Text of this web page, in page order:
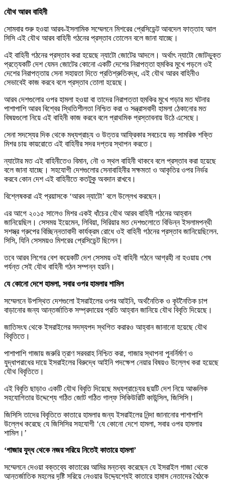
যৌথ আরব বাহিনী
সোমবার শুরু হওয়া আরব-ইসলামিক সম্মেলনে মিশরের প্রেসিডেন্ট আবদেল ফাত্তাহ আল
সিসি এই যৌথ আরব বাহিনী গঠনের প্রস্তাব তোলেন বলে জানা যাচ্ছে।
এই বাহিনী গঠনের প্রস্তাব করা হয়েছে ন্যাটো জোটের আদলে। অর্থাৎ ন্যাটো জোটভুক্ত
প্রত্যেকটি দেশ যেমন জোটের কোনো একটি দেশের নিরাপত্তা হুমকির মুখে পড়লে ওই
দেশের নিরাপত্তায় সেনা সহায়তা দিতে প্রতিশ্রুতিবদ্ধ, এই যৌথ আরব বাহিনীও
সেভাবেই কাজ করবে বলে প্রস্তাব তোলা হয়েছে।
আরব দেশগুলোর ওপর হামলা হওয়া বা তাদের নিরাপত্তা হুমকির মুখে পড়ার মত ঘটনার
পাশাপাশি আরব বিশ্বের স্থিতিশীলতা নিশ্চিত করা ও সন্ত্রাসবাদী হামলা ঠেকানোর মত
বিষয়গুলো নিয়ে এই বাহিনী কাজ করবে বলে প্রাথমিক প্রস্তাবনায় উঠে এসেছে।
সেনা সদস্যের দিক থেকে মধ্যপ্রাচ্য ও উত্তর আফ্রিকার সবচেয়ে বড় সামরিক শক্তি
মিশর চায় কায়রোতে এই বাহিনীর সদর দপ্তর স্থাপন করতে।
ন্যাটোর মত এই বাহিনীতেও বিমান, নৌ ও স্থল বাহিনী থাকবে বলে প্রস্তাব করা হয়েছে
বলে জানা যাচ্ছে। সহযোগী দেশগুলোর সেনাবাহিনীর সক্ষমতা ও আকৃতির ওপর নির্ভর
করবে কোন দেশ এই বাহিনীতে কতটুকু অবদান রাখবে।
বিশ্লেষকরা এই প্রয়াসকে ‘আরব ন্যাটো’ বলে উল্লেখ করছেন।
এর আগে ২০১৫ সালেও মিশর একই ধাঁচের যৌথ আরব বাহিনী গঠনের আহ্বান
জানিয়েছিল। সেসময় ইয়েমেন, লিবিয়া, সিরিয়ার মত দেশগুলোতে বিভিন্ন ইসলামপন্থী
সশস্ত্র গ্রুপের বিচ্ছিন্নতাবাদী কার্যক্রম রোধে ওই বাহিনী গঠনের প্রস্তাব জানিয়েছিলেন.
সিসি, যিনি সেসময়ও মিশরের প্রেসিডেন্ট ছিলেন।
তবে আরব লিগের বেশ কয়েকটি দেশ সেসময় ওই বাহিনী গঠনে আগ্রহী না হওয়ায় শেষ
পর্যন্ত সেই যৌথ বাহিনী গঠন সম্পন্ন হয়নি।
যে কোনো দেশে হামলা, সবার ওপর হামলার শামিল
সম্মেলনে উপস্থিত দেশগুলো ইসরাইলের ওপর আইনি, অর্থনৈতিক ও কূটনৈতিক চাপ
বাড়ানোর জন্য আন্তর্জাতিক সম্প্রদায়ের প্রতি আহ্বান জানিয়ে যৌথ বিবৃতি দিয়েছে।
জাতিসংঘ থেকে ইসরাইলের সদস্যপদ স্থগিত করারও আহ্বান জানানো হয়েছে যৌথ
বিবৃতিতে।
পাশাপাশি গাজায় জরুরি ত্রাণ সরবরাহ নিশ্চিত করা, গাজার স্থাপনা পুনর্নির্মাণ ও
যুদ্ধাপরাধের দায়ে ইসরাইলের বিরুদ্ধে আইনি পদক্ষেপ নেয়ার বিষয়ও উল্লেখ করা হয়েছে
যৌথ বিবৃতিতে।
এই বিবৃতি ছাড়াও একটি যৌথ বিবৃতি দিয়েছে মধ্যপ্রাচ্যের ছয়টি দেশ নিয়ে আঞ্চলিক
সহযোগিতার উদ্দেশ্যে গঠিত জোট গঠিত গাল্ফ সিকিউরিটি কাউন্সিল, জিসিসি।
জিসিসি তাদের বিবৃতিতে কাতারে হামলার জন্য ইসরাইলের নিন্দা জানানোর পাশাপাশি
উল্লেখ করেছে যে জিসিসির সহযোগী ‘যে কোনো দেশে হামলা, সবার ওপর হামলার
শামিল।’
‘গাজার যুদ্ধ থেকে নজর সরিয়ে নিতেই কাতারে হামলা’
সম্মেলনে দেওয়া বক্তব্যে কাতারের আমির মন্তব্য করেছেন যে ইসরাইল গাজা থেকে
আন্তর্জাতিক মহলের দৃষ্টি সরিয়ে নেওয়ার উদ্দ্যেশ্যেই কাতারে হামাস নেতাদের বৈঠকে